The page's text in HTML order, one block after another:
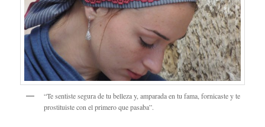
“Te sentiste segura de tu belleza y, amparada en tu fama, fornicaste y te
prostituiste con el primero que pasaba”.